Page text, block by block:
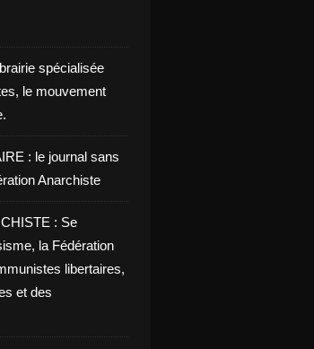
prochain enjeu écologique majeur -
spécialisée
le mouvement
: le journal sans
Anarchiste
: Se
la Fédération
libertaires,
et des